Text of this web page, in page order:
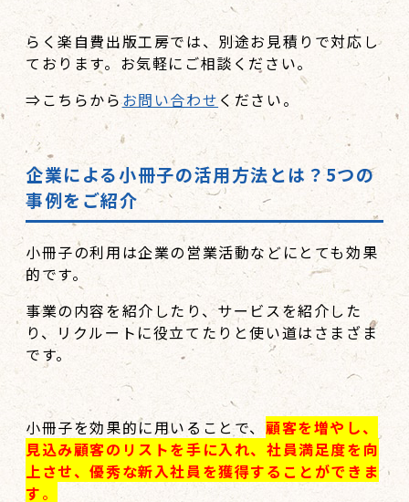
らく楽自費出版工房では、別途お見積りで対応し
ております。お気軽にご相談ください。
⇒こちらからお問い合わせ ください。
企業による小冊子の活用方法とは？5つの
事例をご紹介
小冊子の利用は企業の営業活動などにとても効果
的です。
事業の内容を紹介したり、サービスを紹介した
り、リクルートに役立てたりと使い道はさまざま
です。
小冊子を効果的に用いることで、 顧客を増やし、
見込み顧客のリストを手に入れ、社員満足度を向
上させ、優秀な新入社員を獲得することができま
す。